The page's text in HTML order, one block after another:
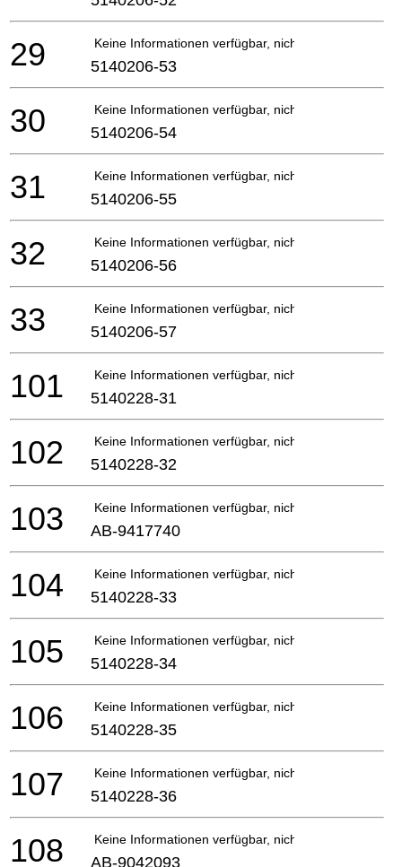
Keine Informationen verfügbar, nicht bestellbar
29 5140206-53
Keine Informationen verfügbar, nicht bestellbar
30 5140206-54
Keine Informationen verfügbar, nicht bestellbar
31 5140206-55
Keine Informationen verfügbar, nicht bestellbar
32 5140206-56
Keine Informationen verfügbar, nicht bestellbar
33 5140206-57
Keine Informationen verfügbar, nicht bestellbar
101 5140228-31
Keine Informationen verfügbar, nicht bestellbar
102 5140228-32
Keine Informationen verfügbar, nicht bestellbar
103 AB-9417740
Keine Informationen verfügbar, nicht bestellbar
104 5140228-33
Keine Informationen verfügbar, nicht bestellbar
105 5140228-34
Keine Informationen verfügbar, nicht bestellbar
106 5140228-35
Keine Informationen verfügbar, nicht bestellbar
107 5140228-36
Keine Informationen verfügbar, nicht bestellbar
108 AB-9042093